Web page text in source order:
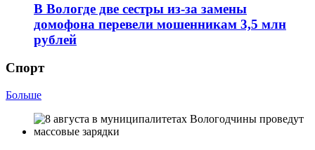
В Вологде две сестры из-за замены
домофона перевели мошенникам 3,5 млн
рублей
Спорт
Больше